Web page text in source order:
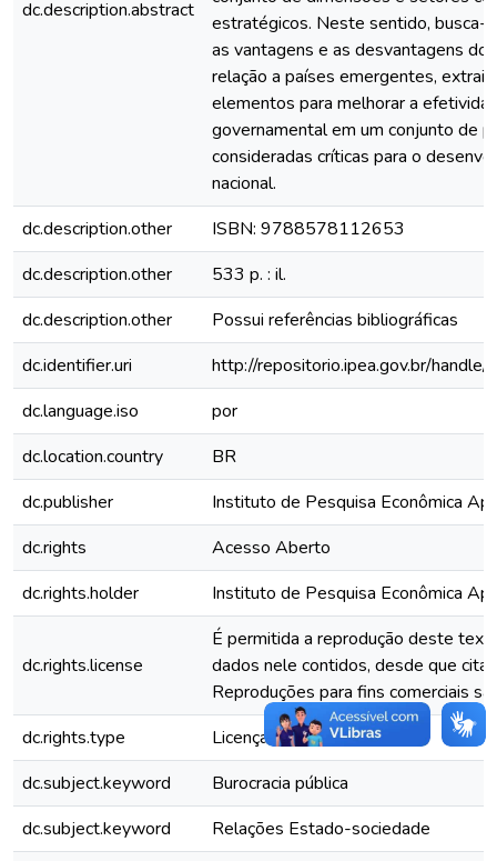
dc.description.abstract
estratégicos. Neste sentido, busca-
as vantagens e as desvantagens do
relação a países emergentes,
elementos para melhorar a
governamental em um conjunto de
consideradas críticas para o
nacional.
dc.description.other
ISBN: 9788578112653
dc.description.other
533 p. : il.
dc.description.other
Possui referências bibliográficas
dc.identifier.uri
http://repositorio.ipea.gov.br/
dc.language.iso
por
dc.location.country
BR
dc.publisher
Instituto de Pesquisa Econômica
dc.rights
Acesso Aberto
dc.rights.holder
Instituto de Pesquisa Econômica
dc.rights.license
É permitida a reprodução deste
dados nele contidos, desde que
Reproduções para fins comerciais
dc.rights.type
Licença Comum
dc.subject.keyword
Burocracia pública
dc.subject.keyword
Relações Estado-sociedade